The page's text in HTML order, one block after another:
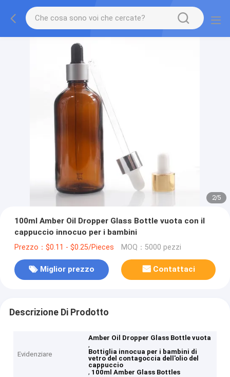
2/5
100ml Amber Oil Dropper Glass Bottle vuota con il
cappuccio innocuo per i bambini
Prezzo：$0.11 - $0.25/Pieces MOQ：5000 pezzi
Miglior prezzo Contattaci
Descrizione Di Prodotto
Evidenziare
Amber Oil Dropper Glass Bottle vuota
,
Bottiglia innocua per i bambini di
vetro del contagoccia dell'olio del
cappuccio
, 100ml Amber Glass Bottles